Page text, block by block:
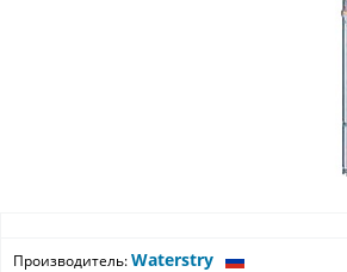
Производитель:Waterstry